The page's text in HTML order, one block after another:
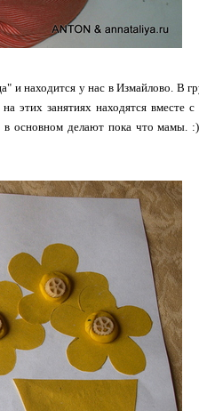
и находится у нас в Измайлово. В
этих занятиях находятся вместе
в основном делают пока что мамы.